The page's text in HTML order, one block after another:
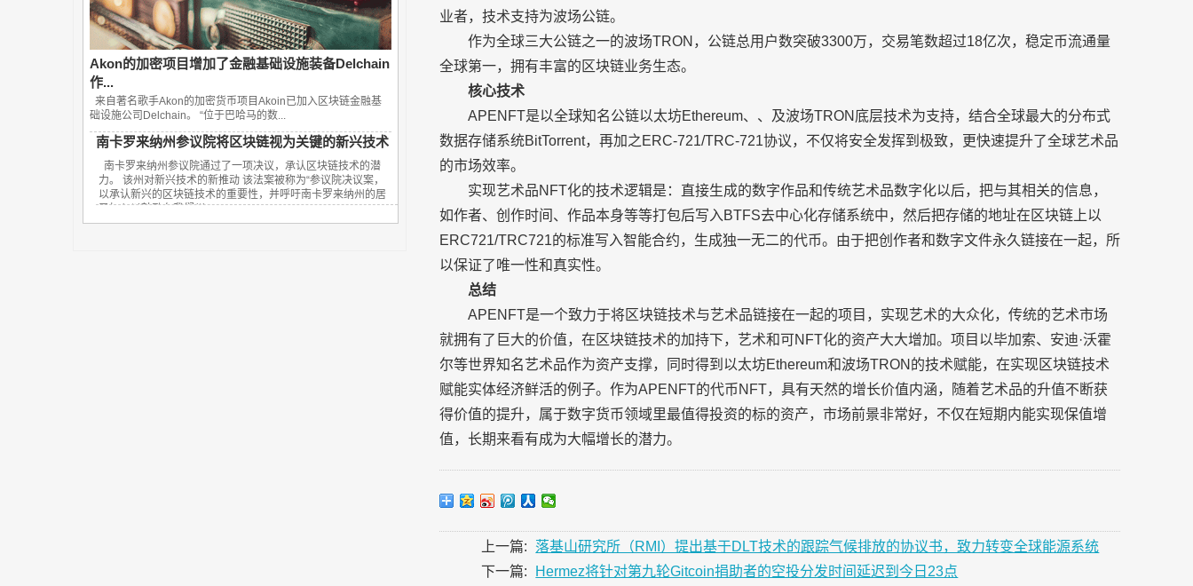
Akon的加密项目增加了金融基础设施装备Delchain
作...
来自著名歌手Akon的加密货币项目Akoin已加入区块链金融基
础设施公司Delchain。 “位于巴哈马的数...
南卡罗来纳州参议院将区块链视为关键的新兴技术
南卡罗来纳州参议院通过了一项决议，承认区块链技术的潜
力。 该州对新兴技术的新推动 该法案被称为“参议院决议案，
以承认新兴的区块链技术的重要性，并呼吁南卡罗来纳州的居
民加入以鼓励在我们州...
业者，技术支持为波场公链。
作为全球三大公链之一的波场TRON，公链总用户数突破3300万，交易笔数超过18亿次，稳定币流通量
全球第一，拥有丰富的区块链业务生态。
核心技术
APENFT是以全球知名公链以太坊Ethereum、、及波场TRON底层技术为支持，结合全球最大的分布式
数据存储系统BitTorrent，再加之ERC-721/TRC-721协议，不仅将安全发挥到极致，更快速提升了全球艺术品
的市场效率。
实现艺术品NFT化的技术逻辑是：直接生成的数字作品和传统艺术品数字化以后，把与其相关的信息，
如作者、创作时间、作品本身等等打包后写入BTFS去中心化存储系统中，然后把存储的地址在区块链上以
ERC721/TRC721的标准写入智能合约，生成独一无二的代币。由于把创作者和数字文件永久链接在一起，所
以保证了唯一性和真实性。
总结
APENFT是一个致力于将区块链技术与艺术品链接在一起的项目，实现艺术的大众化，传统的艺术市场
就拥有了巨大的价值，在区块链技术的加持下，艺术和可NFT化的资产大大增加。项目以毕加索、安迪·沃霍
尔等世界知名艺术品作为资产支撑，同时得到以太坊Ethereum和波场TRON的技术赋能，在实现区块链技术
赋能实体经济鲜活的例子。作为APENFT的代币NFT，具有天然的增长价值内涵，随着艺术品的升值不断获
得价值的提升，属于数字货币领域里最值得投资的标的资产，市场前景非常好，不仅在短期内能实现保值增
值，长期来看有成为大幅增长的潜力。
上一篇:
落基山研究所（RMI）提出基于DLT技术的跟踪气候排放的协议书，致力转变全球能源系统
下一篇:
Hermez将针对第九轮Gitcoin捐助者的空投分发时间延迟到今日23点